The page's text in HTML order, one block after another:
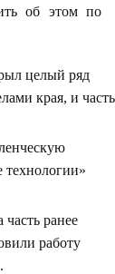
об этом по
целый ряд
края, и часть
ранее
работу